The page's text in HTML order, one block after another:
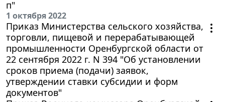
п"
1 октября 2022
Приказ Министерства сельского хозяйства,
торговли, пищевой и перерабатывающей
промышленности Оренбургской области от
22 сентября 2022 г. N 394 "Об установлении
сроков приема (подачи) заявок,
утверждении ставки субсидии и форм
документов"